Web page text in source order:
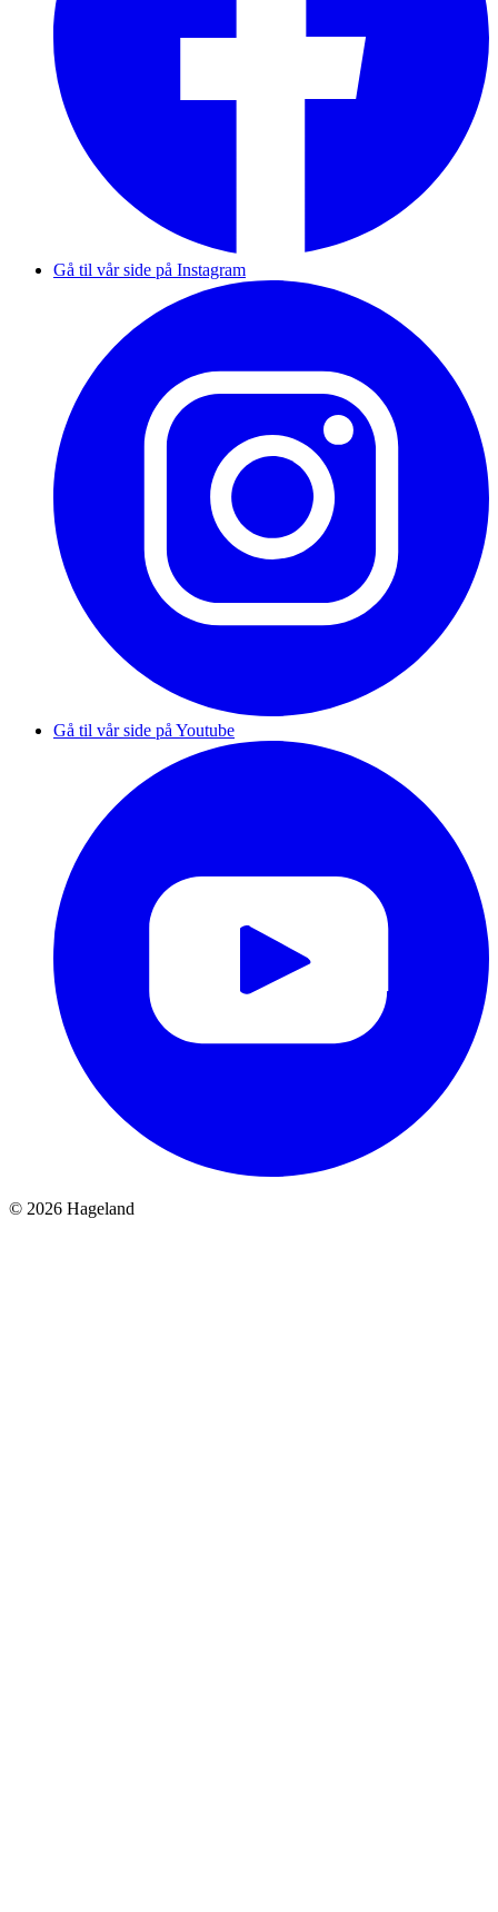
Gå til vår side på Instagram
Gå til vår side på Youtube
© 2026 Hageland